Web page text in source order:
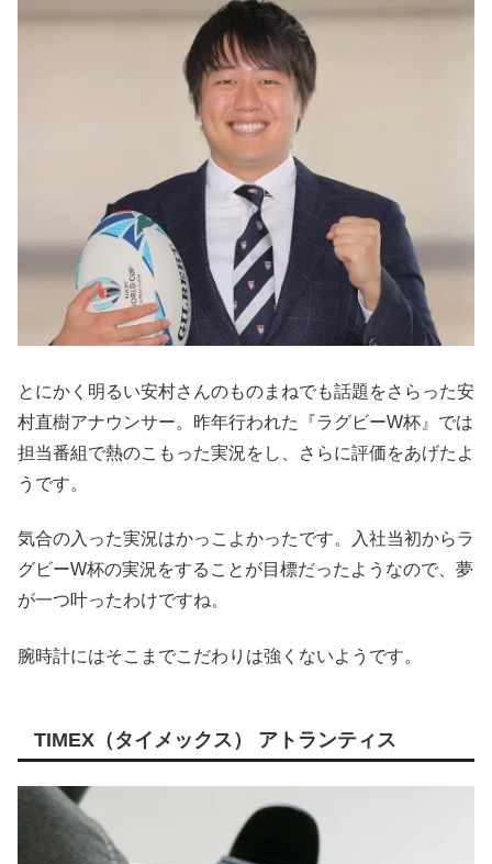
とにかく明るい安村さんのものまねでも話題をさらった安
村直樹アナウンサー。昨年行われた『ラグビーW杯』では
担当番組で熱のこもった実況をし、さらに評価をあげたよ
うです。
気合の入った実況はかっこよかったです。入社当初からラ
グビーW杯の実況をすることが目標だったようなので、夢
が一つ叶ったわけですね。
腕時計にはそこまでこだわりは強くないようです。
TIMEX（タイメックス） アトランティス